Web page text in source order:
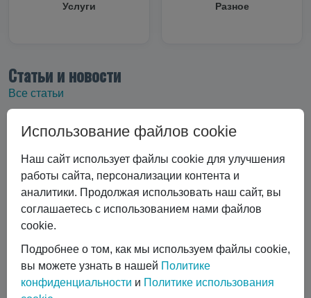
Услуги Разное
Статьи и новости
Все статьи
#Технические характеристики
#Вертикальные криоцилиндры
#Эксплуатация криоцилиндра
#Экономика и выбор
#Сравнение технологий
#Газовый лазер
#Горизонтальные криоцилиндры
#Ремонт и обслуживание
#автоматизация сварки
#Транспортировка жидких газов
#Газовые баллоны
#Вентиль выдачи жидкости
#Обслуживание DPW 650
Использование файлов cookie
Наш сайт использует файлы cookie для улучшения
работы сайта, персонализации контента и
аналитики. Продолжая использовать наш сайт, вы
соглашаетесь с использованием нами файлов
cookie.
Подробнее о том, как мы используем файлы cookie,
вы можете узнать в нашей Политике
конфиденциальности и Политике использования